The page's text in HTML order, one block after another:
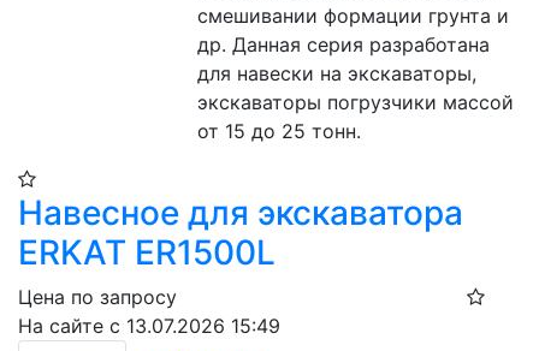
смешивании формации грунта и
др. Данная серия разработана
для навески на экскаваторы,
экскаваторы погрузчики массой
от 15 до 25 тонн.
Навесное для экскаватора
ERKAT ER1500L
Цена по запросу
На сайте с 13.07.2026 15:49